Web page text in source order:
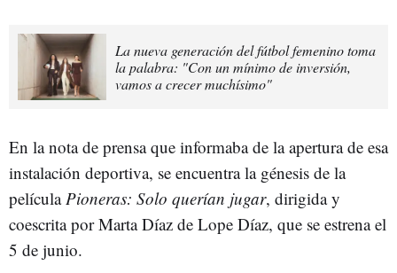
La nueva generación del fútbol femenino toma
la palabra: "Con un mínimo de inversión,
vamos a crecer muchísimo"
En la nota de prensa que informaba de la apertura de esa
instalación deportiva, se encuentra la génesis de la
película Pioneras: Solo querían jugar, dirigida y
coescrita por Marta Díaz de Lope Díaz, que se estrena el
5 de junio.